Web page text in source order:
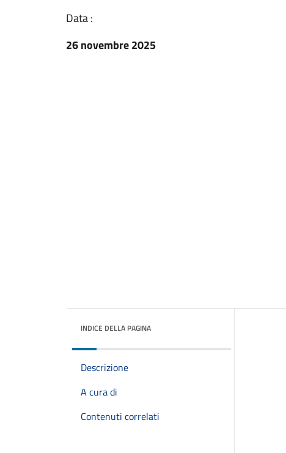
Data :
26 novembre 2025
INDICE DELLA PAGINA
Descrizione
A cura di
Contenuti correlati